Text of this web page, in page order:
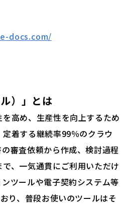
docs.com/
）」とは
高め、生産性を向上するため
着する継続率99％のクラウ
審査依頼から作成、検討過程
、一気通貫にご利用いただけ
ツールや電子契約システム等
り、普段お使いのツールはそ